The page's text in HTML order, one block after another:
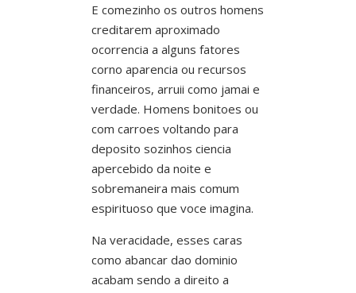
E comezinho os outros homens
creditarem aproximado
ocorrencia a alguns fatores
corno aparencia ou recursos
financeiros, arruii como jamai e
verdade. Homens bonitoes ou
com carroes voltando para
deposito sozinhos ciencia
apercebido da noite e
sobremaneira mais comum
espirituoso que voce imagina.
Na veracidade, esses caras
como abancar dao dominio
acabam sendo a direito a